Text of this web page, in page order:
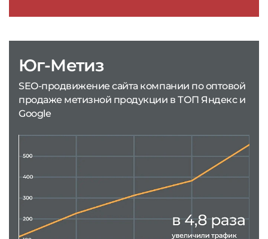
Юг-Метиз
SEO-продвижение сайта компании по оптовой
продаже метизной продукции в ТОП Яндекс и
Google